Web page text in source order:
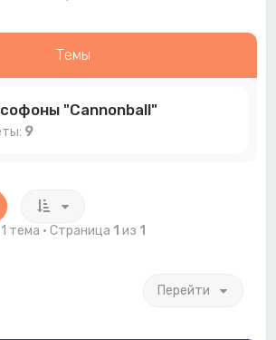
Темы
"Cannonball"
9
1 тема • Страница 1 из 1
Перейти